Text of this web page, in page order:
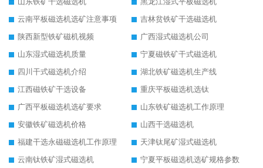
云南平板磁选机选矿注意事项
吉林贫铁矿干选磁选机
陕西新型铁矿磁机视频
广西湿式磁选机公司
山东湿式磁选机质量
宁夏磁铁矿干式磁选机
四川干式磁选机介绍
湖北铁矿磁选机生产线
江西磁铁矿干选设备
重庆平板磁选机选钛
广西平板磁选机选矿要求
山东铁矿磁选机工作原理
安徽铁矿磁选机价格
山西干选磁选机
福建干选永磁磁选机工作原理
天津钛尾矿湿式磁选机
云南钛铁矿湿式磁选机
宁夏平板磁选机选矿规格参数